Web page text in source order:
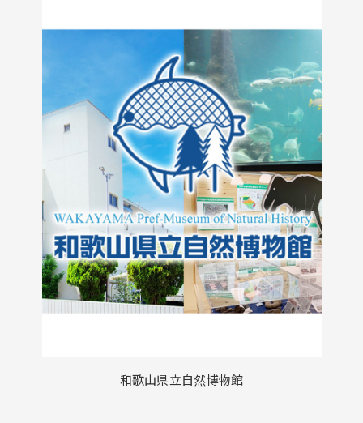
和歌山県立自然博物館